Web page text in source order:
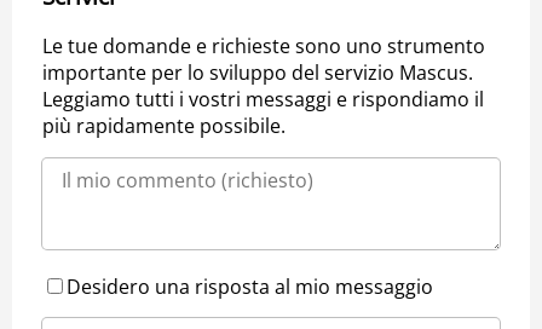
Le tue domande e richieste sono uno strumento
importante per lo sviluppo del servizio Mascus.
Leggiamo tutti i vostri messaggi e rispondiamo il
più rapidamente possibile.
Desidero una risposta al mio messaggio